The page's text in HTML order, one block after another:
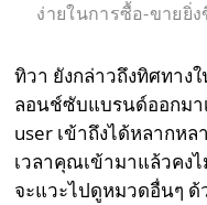
ง่ายในการซื้อ-ขายยิ่ง
ทิวา ยังกล่าวถึงทิศทาง
ลอนช์ซับแบรนด์ออกมา
user เข้าถึงได้หลากห
เวลาคุณเข้ามาแล้วคง
จะแวะไปดูหมวดอื่นๆ